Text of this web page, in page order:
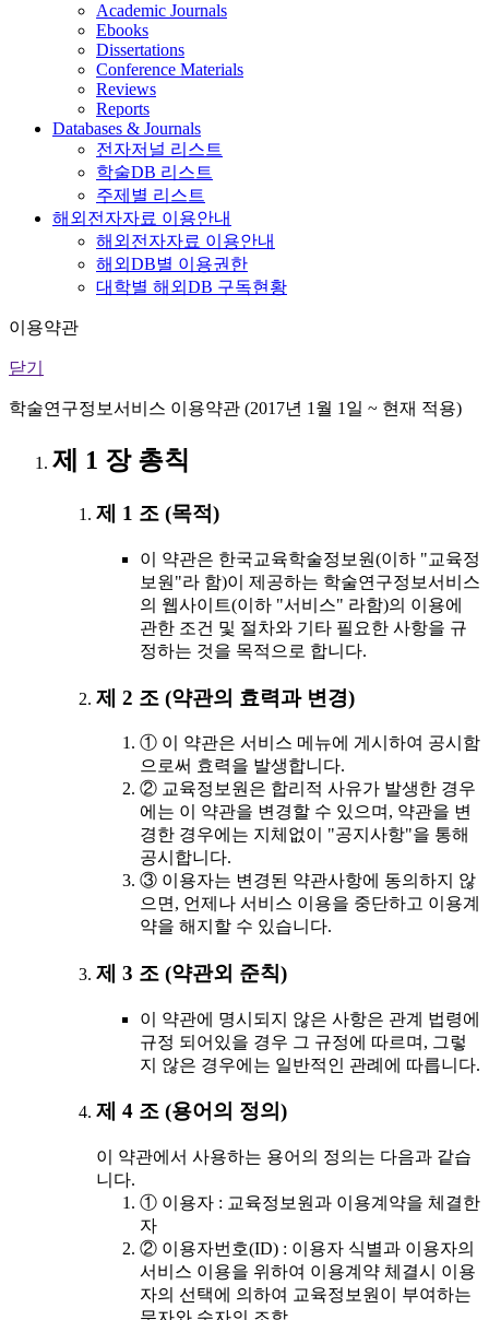
Academic Journals
Ebooks
Dissertations
Conference Materials
Reviews
Reports
Databases & Journals
전자저널 리스트
학술DB 리스트
주제별 리스트
해외전자자료 이용안내
해외전자자료 이용안내
해외DB별 이용권한
대학별 해외DB 구독현황
이용약관
닫기
학술연구정보서비스 이용약관 (2017년 1월 1일 ~ 현재 적용)
제 1 장 총칙
제 1 조 (목적)
이 약관은 한국교육학술정보원(이하 "교육정
보원"라 함)이 제공하는 학술연구정보서비스
의 웹사이트(이하 "서비스" 라함)의 이용에
관한 조건 및 절차와 기타 필요한 사항을 규
정하는 것을 목적으로 합니다.
제 2 조 (약관의 효력과 변경)
① 이 약관은 서비스 메뉴에 게시하여 공시함
으로써 효력을 발생합니다.
② 교육정보원은 합리적 사유가 발생한 경우
에는 이 약관을 변경할 수 있으며, 약관을 변
경한 경우에는 지체없이 "공지사항"을 통해
공시합니다.
③ 이용자는 변경된 약관사항에 동의하지 않
으면, 언제나 서비스 이용을 중단하고 이용계
약을 해지할 수 있습니다.
제 3 조 (약관외 준칙)
이 약관에 명시되지 않은 사항은 관계 법령에
규정 되어있을 경우 그 규정에 따르며, 그렇
지 않은 경우에는 일반적인 관례에 따릅니다.
제 4 조 (용어의 정의)
이 약관에서 사용하는 용어의 정의는 다음과 같습
니다.
① 이용자 : 교육정보원과 이용계약을 체결한
자
② 이용자번호(ID) : 이용자 식별과 이용자의
서비스 이용을 위하여 이용계약 체결시 이용
자의 선택에 의하여 교육정보원이 부여하는